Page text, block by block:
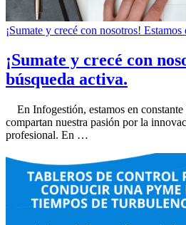
¡Sumate y crecé con nosotros! Estamos
¡Sumate y crecé con
búsqueda activa.
En Infogestión, estamos en constante
compartan nuestra pasión por la
profesional. En …